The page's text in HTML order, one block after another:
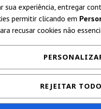
sua experiência, entregar
permitir clicando em
recusar cookies não
REJEITAR